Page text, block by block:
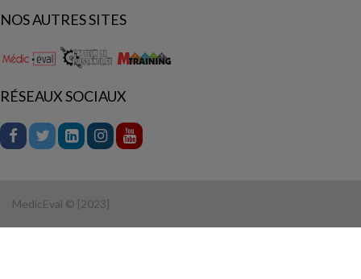
NOS AUTRES SITES
RÉSEAUX SOCIAUX
MedicEval © [2023]